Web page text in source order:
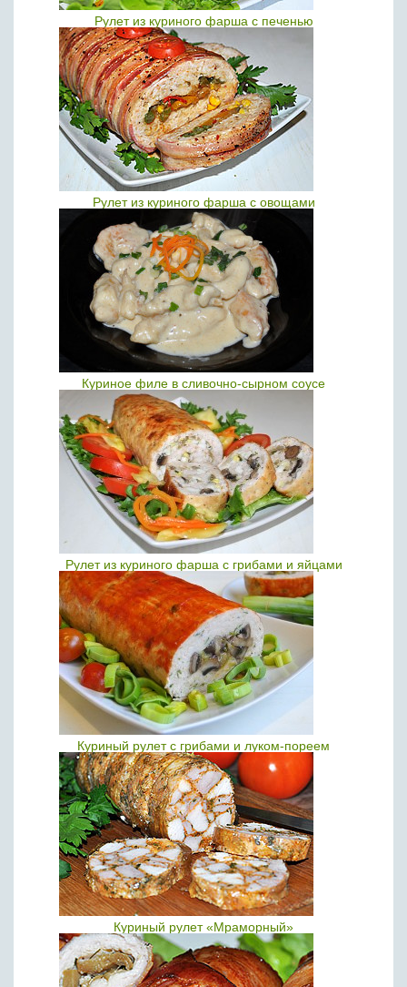
Рулет из куриного фарша с печенью
Рулет из куриного фарша с овощами
Куриное филе в сливочно-сырном соусе
Рулет из куриного фарша с грибами и яйцами
Куриный рулет с грибами и луком-пореем
Куриный рулет «Мраморный»